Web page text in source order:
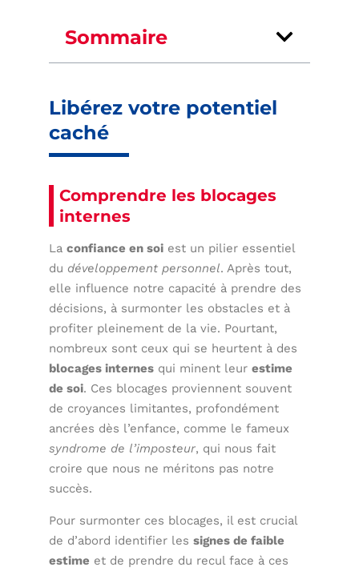
Sommaire
Libérez votre potentiel
caché
Comprendre les blocages
internes
Laconfiance en soi est un pilier essentiel
du développement personnel. Après tout,
elle influence notre capacité à prendre des
décisions, à surmonter les obstacles et à
profiter pleinement de la vie. Pourtant,
nombreux sont ceux qui se heurtent à des
blocages internes qui minent leurestime
de soi. Ces blocages proviennent souvent
de croyances limitantes, profondément
ancrées dès l’enfance, comme le fameux
syndrome de l’imposteur, qui nous fait
croire que nous ne méritons pas notre
succès.
Pour surmonter ces blocages, il est crucial
de d’abord identifier lessignes de faible
estime et de prendre du recul face à ces